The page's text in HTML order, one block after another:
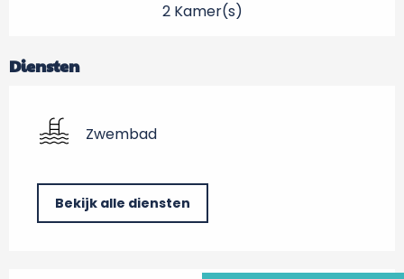
2 Kamer(s)
Diensten
Zwembad
Bekijk alle diensten